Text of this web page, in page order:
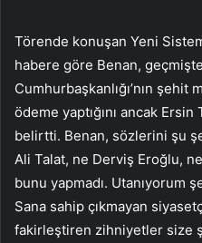
Törende konuşan Yeni
habere göre Benan,
Cumhurbaşkanlığı’nın şehit
ödeme yaptığını ancak
belirtti. Benan, sözlerini şu
Ali Talat, ne Derviş Eroğlu,
bunu yapmadı. Utanıyorum
Sana sahip çıkmayan
fakirleştiren zihniyetler size